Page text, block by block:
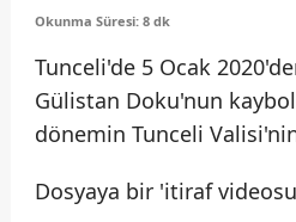
Okunma Süresi: 8 dk
Tunceli'de 5 Ocak
Gülistan Doku'nun
dönemin Tunceli
Dosyaya bir 'itiraf